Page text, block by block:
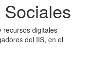
recursos digitales
del IIS, en el